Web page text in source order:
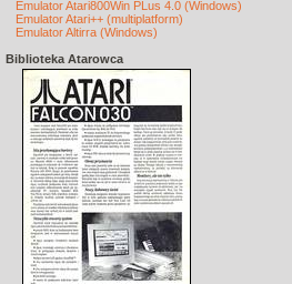
Emulator Atari800Win PLus 4.0 (Windows)
Emulator Atari++ (multiplatform)
Emulator Altirra (Windows)
Biblioteka Atarowca